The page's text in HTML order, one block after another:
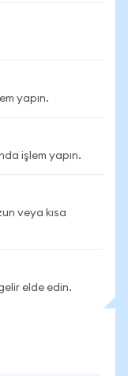
yapın.
işlem yapın.
veya kısa
elde edin.